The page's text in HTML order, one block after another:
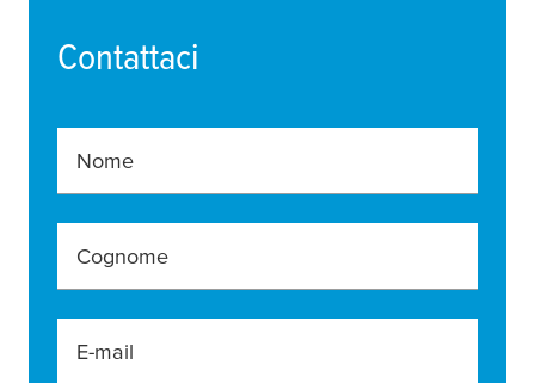
Contattaci
Nome
Cognome
E-mail